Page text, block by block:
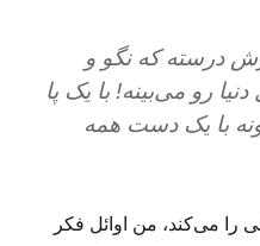
درسته که نگو و
رو می‌بینه! با یک پا
با یک دست همه
را می‌کند، من اوائل فکر